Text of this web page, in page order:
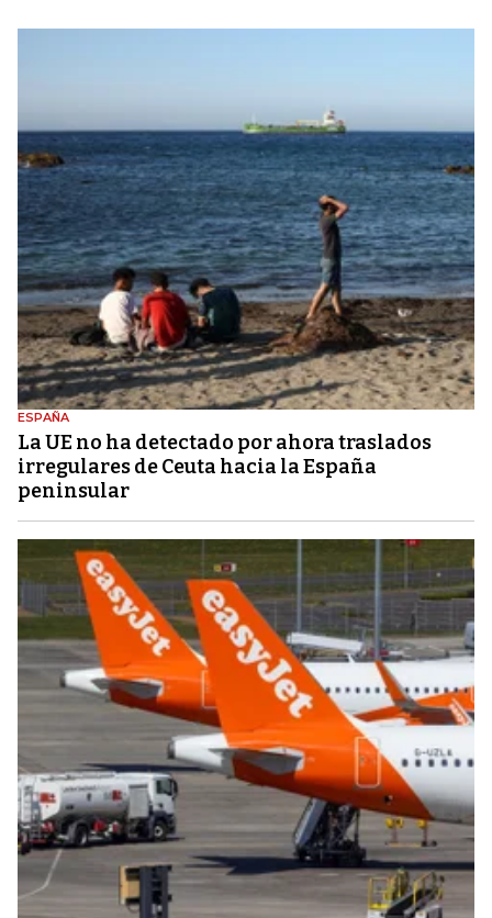
ESPAÑA
La UE no ha detectado por ahora traslados
irregulares de Ceuta hacia la España
peninsular